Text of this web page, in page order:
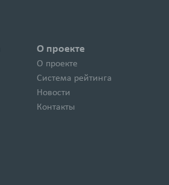
О проекте
О проекте
Система рейтинга
Новости
Контакты